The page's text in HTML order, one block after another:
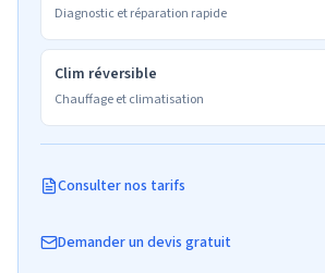
Diagnostic et réparation rapide
Clim réversible
Chauffage et climatisation
Consulter nos tarifs
Demander un devis gratuit